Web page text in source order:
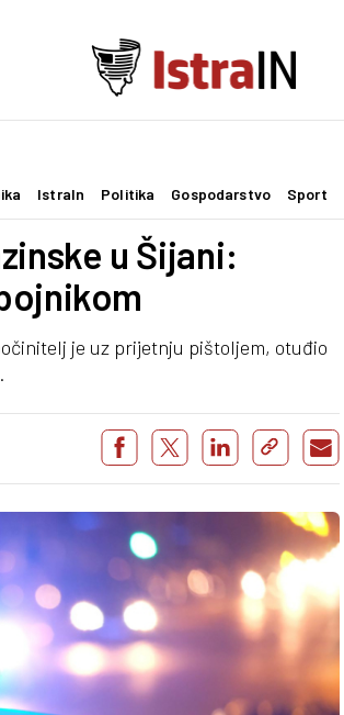
IstraIn Politika Gospodarstvo Sport
u Šijani:
je uz prijetnju pištoljem, otuđio